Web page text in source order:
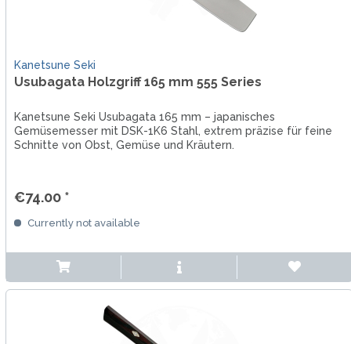
Kanetsune Seki
Usubagata Holzgriff 165 mm 555 Series
Kanetsune Seki Usubagata 165 mm – japanisches
Gemüsemesser mit DSK-1K6 Stahl, extrem präzise für feine
Schnitte von Obst, Gemüse und Kräutern.
€74.00 *
Currently not available